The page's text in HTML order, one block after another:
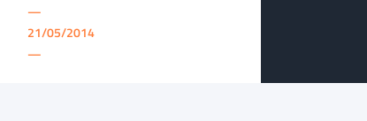
—
21/05/2014
—